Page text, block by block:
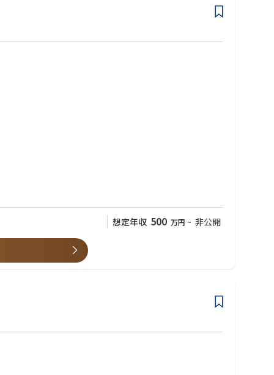
想定年収 500 万円 ~ 非公開